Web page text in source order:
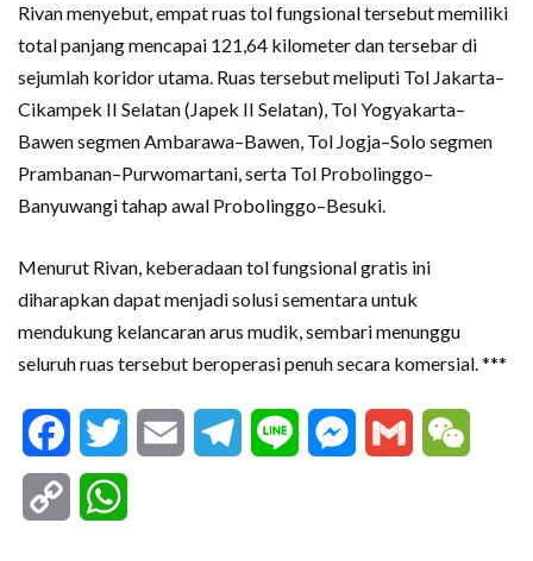
Rivan menyebut, empat ruas tol fungsional tersebut memiliki
total panjang mencapai 121,64 kilometer dan tersebar di
sejumlah koridor utama. Ruas tersebut meliputi Tol Jakarta–
Cikampek II Selatan (Japek II Selatan), Tol Yogyakarta–
Bawen segmen Ambarawa–Bawen, Tol Jogja–Solo segmen
Prambanan–Purwomartani, serta Tol Probolinggo–
Banyuwangi tahap awal Probolinggo–Besuki.
Menurut Rivan, keberadaan tol fungsional gratis ini
diharapkan dapat menjadi solusi sementara untuk
mendukung kelancaran arus mudik, sembari menunggu
seluruh ruas tersebut beroperasi penuh secara komersial. ***
FacebookTwitter Email Telegram
Line Messenger
Gmail
Copy